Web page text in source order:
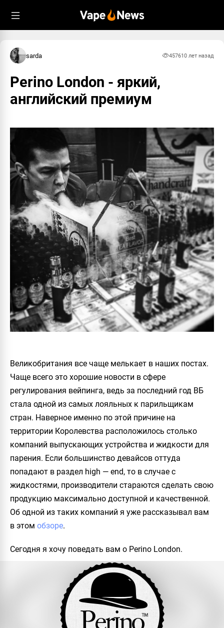
sarda 457610 лет назад
Perino London - яркий,
английский премиум
Великобритания все чаще мелькает в наших постах.
Чаще всего это хорошие новости в сфере
регулирования вейпинга, ведь за последний год ВБ
стала одной из самых лояльных к парильщикам
стран. Наверное именно по этой причине на
территории Королевства расположилось столько
компаний выпускающих устройства и жидкости для
парения. Если большинство девайсов оттуда
попадают в раздел high — end, то в случае с
жидкостями, производители стараются сделать свою
продукцию максимально доступной и качественной.
Об одной из таких компаний я уже рассказывал вам
в этом обзоре.
Сегодня я хочу поведать вам о Perino London.